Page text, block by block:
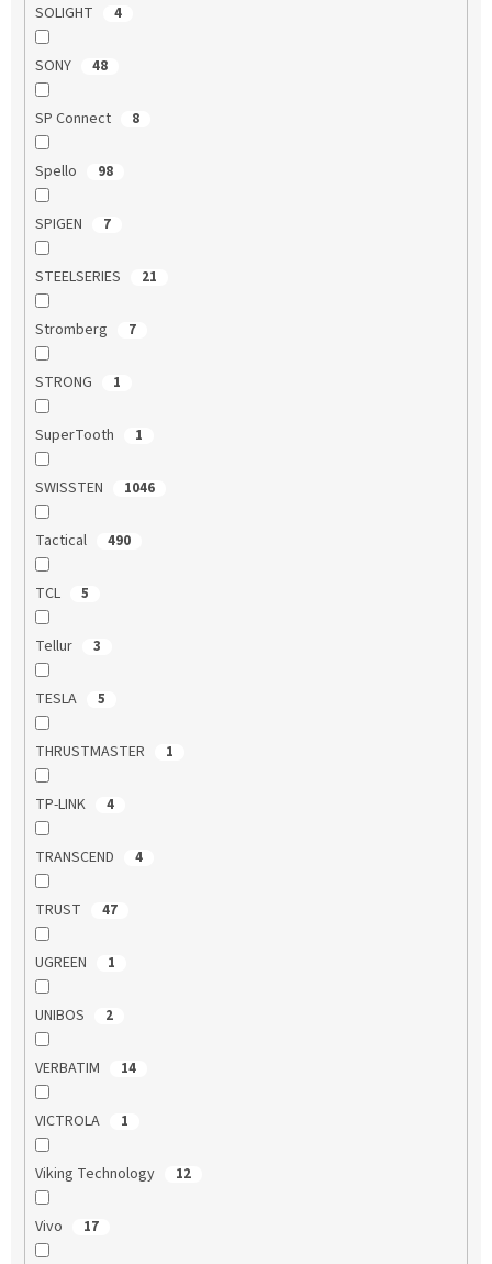
SOLIGHT 4
SONY 48
SP Connect 8
Spello 98
SPIGEN 7
STEELSERIES 21
Stromberg 7
STRONG 1
SuperTooth 1
SWISSTEN 1046
Tactical 490
TCL 5
Tellur 3
TESLA 5
THRUSTMASTER 1
TP-LINK 4
TRANSCEND 4
TRUST 47
UGREEN 1
UNIBOS 2
VERBATIM 14
VICTROLA 1
Viking Technology 12
Vivo 17